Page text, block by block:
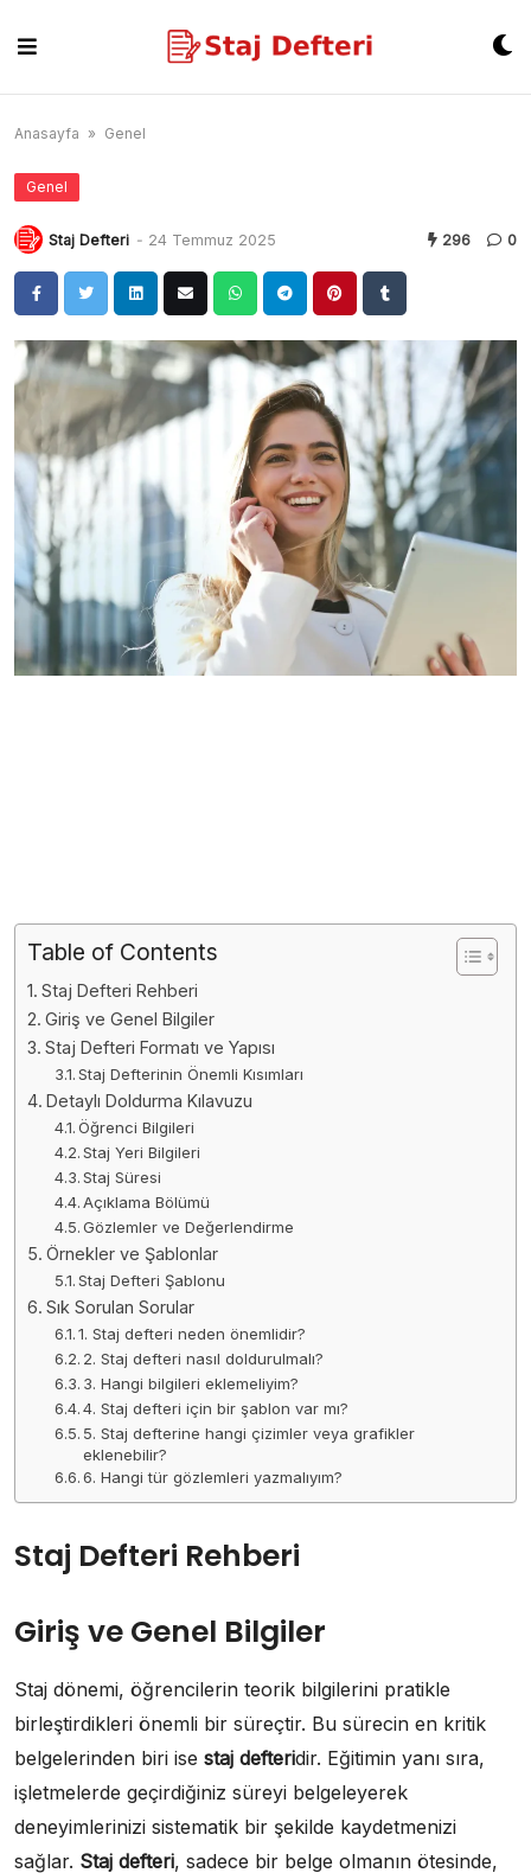
content
Anasayfa » Genel
Genel
Staj Defteri - 24 Temmuz 2025 296 0
Table of Contents
Staj Defteri Rehberi
Giriş ve Genel Bilgiler
Staj Defteri Formatı ve Yapısı
Staj Defterinin Önemli Kısımları
Detaylı Doldurma Kılavuzu
Öğrenci Bilgileri
Staj Yeri Bilgileri
Staj Süresi
Açıklama Bölümü
Gözlemler ve Değerlendirme
Örnekler ve Şablonlar
Staj Defteri Şablonu
Sık Sorulan Sorular
1. Staj defteri neden önemlidir?
2. Staj defteri nasıl doldurulmalı?
3. Hangi bilgileri eklemeliyim?
4. Staj defteri için bir şablon var mı?
5. Staj defterine hangi çizimler veya grafikler
eklenebilir?
6. Hangi tür gözlemleri yazmalıyım?
Staj Defteri Rehberi
Giriş ve Genel Bilgiler
Staj dönemi, öğrencilerin teorik bilgilerini pratikle
birleştirdikleri önemli bir süreçtir. Bu sürecin en kritik
belgelerinden biri ise staj defteridir. Eğitimin yanı sıra,
işletmelerde geçirdiğiniz süreyi belgeleyerek
deneyimlerinizi sistematik bir şekilde kaydetmenizi
sağlar. Staj defteri, sadece bir belge olmanın ötesinde,